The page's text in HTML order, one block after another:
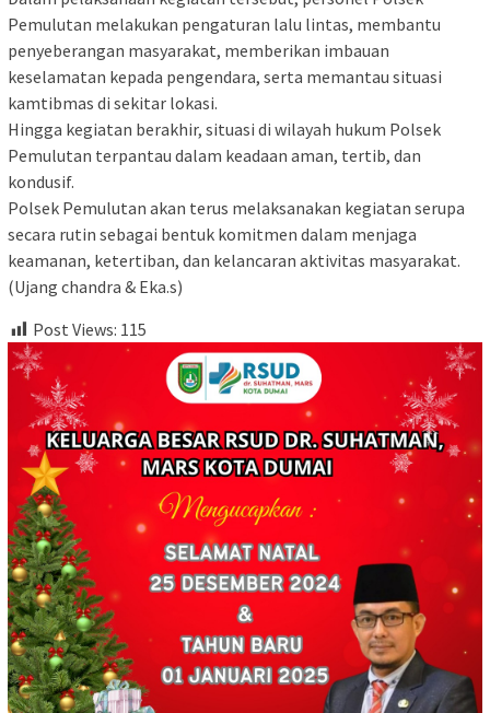
Pemulutan melakukan pengaturan lalu lintas, membantu
penyeberangan masyarakat, memberikan imbauan
keselamatan kepada pengendara, serta memantau situasi
kamtibmas di sekitar lokasi.
Hingga kegiatan berakhir, situasi di wilayah hukum Polsek
Pemulutan terpantau dalam keadaan aman, tertib, dan
kondusif.
Polsek Pemulutan akan terus melaksanakan kegiatan serupa
secara rutin sebagai bentuk komitmen dalam menjaga
keamanan, ketertiban, dan kelancaran aktivitas masyarakat.
(Ujang chandra & Eka.s)
Post Views: 115